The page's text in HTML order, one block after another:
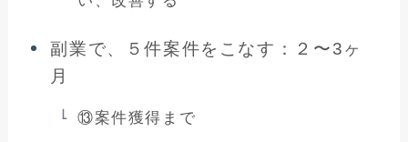
副業で、５件案件をこなす：２〜3ヶ
月
⑬案件獲得まで